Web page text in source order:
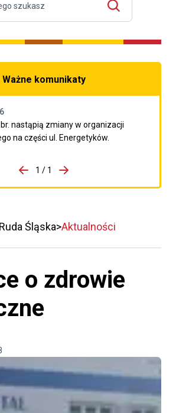
Ważne komunikaty
nastąpią zmiany w organizacji
na części ul. Energetyków.
1 / 1
Przejdź do następnego
Ruda Śląska Aktualności
o zdrowie